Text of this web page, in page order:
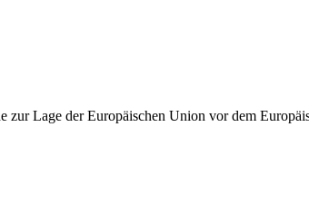
Lage der Europäischen Union vor dem